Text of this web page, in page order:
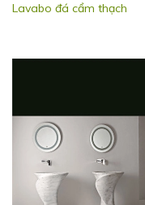
Lavabo đá cẩm thạch